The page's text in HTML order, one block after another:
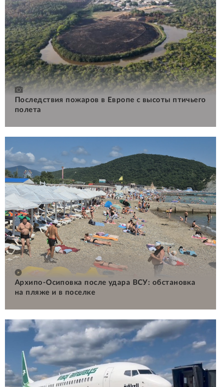
Последствия пожаров в Европе с высоты птичьего
полета
Архипо-Осиповка после удара ВСУ: обстановка
на пляже и в поселке